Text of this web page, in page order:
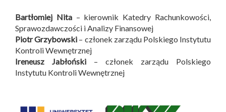
Bartłomiej Nita– kierownik Katedry Rachunkowości,
Sprawozdawczości i Analizy Finansowej
Piotr Grzybowski – członek zarządu Polskiego Instytutu
Kontroli Wewnętrznej
Ireneusz Jabłoński – członek zarządu Polskiego
Instytutu Kontroli Wewnętrznej